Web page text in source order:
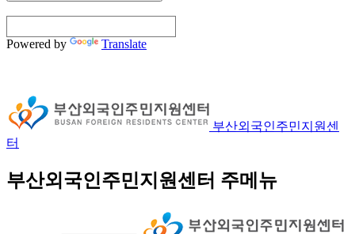
Powered by Translate
부산외국인주민지원센
터
부산외국인주민지원센터 주메뉴